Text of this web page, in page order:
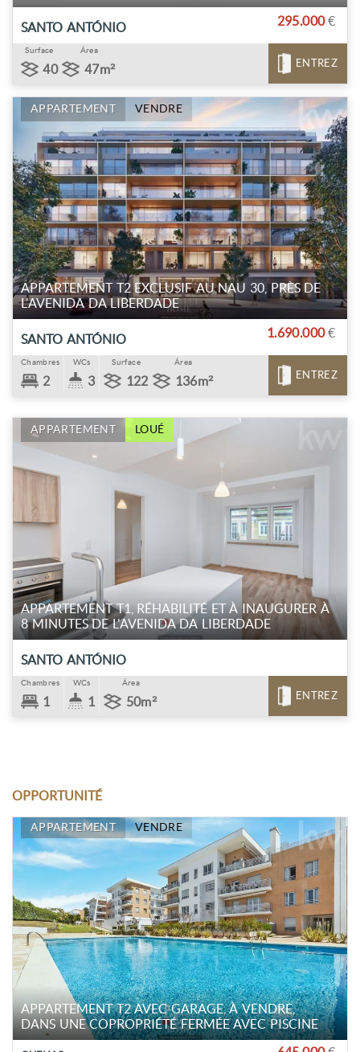
SANTO ANTÓNIO 295.000€
Surface
40
Área
47m² ENTREZ
APPARTEMENT VENDRE
APPARTEMENT T2 EXCLUSIF AU NAU 30, PRÈS DE
L'AVENIDA DA LIBERDADE
SANTO ANTÓNIO 1.690.000€
Chambres
2
WCs
3
Surface
122
Área
136m² ENTREZ
APPARTEMENT LOUÉ
APPARTEMENT T1, RÉHABILITÉ ET À INAUGURER À
8 MINUTES DE L'AVENIDA DA LIBERDADE
SANTO ANTÓNIO
Chambres
1
WCs
1
Área
50m² ENTREZ
OPPORTUNITÉ
APPARTEMENT VENDRE
APPARTEMENT T2 AVEC GARAGE, À VENDRE,
DANS UNE COPROPRIÉTÉ FERMÉE AVEC PISCINE